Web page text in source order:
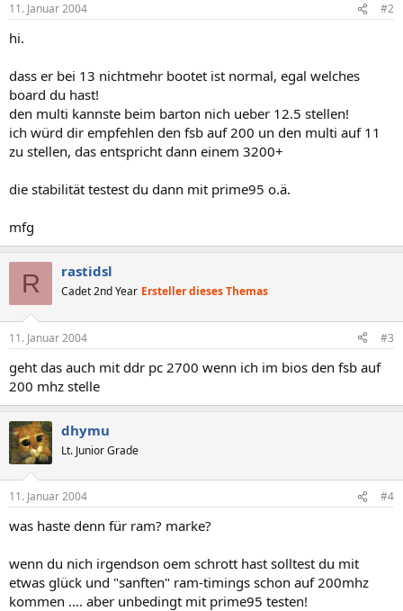
11. Januar 2004 #2
hi.
dass er bei 13 nichtmehr bootet ist normal, egal welches
board du hast!
den multi kannste beim barton nich ueber 12.5 stellen!
ich würd dir empfehlen den fsb auf 200 un den multi auf 11
zu stellen, das entspricht dann einem 3200+
die stabilität testest du dann mit prime95 o.ä.
mfg
R rastidsl
Cadet 2nd Year Ersteller dieses Themas
11. Januar 2004 #3
geht das auch mit ddr pc 2700 wenn ich im bios den fsb auf
200 mhz stelle
dhymu
Lt. Junior Grade
11. Januar 2004 #4
was haste denn für ram? marke?
wenn du nich irgendson oem schrott hast solltest du mit
etwas glück und "sanften" ram-timings schon auf 200mhz
kommen .... aber unbedingt mit prime95 testen!